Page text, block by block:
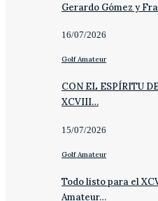
Gerardo Gómez y
16/07/2026
Golf Amateur
CON EL ESPÍRITU
XCVIII…
15/07/2026
Golf Amateur
Todo listo para el
Amateur…